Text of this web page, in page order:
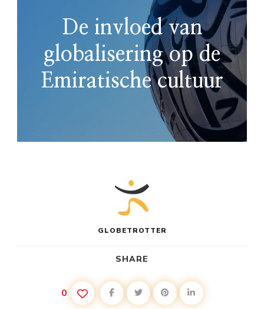
De invloed van
globalisering op de
Emiratische cultuur
GLOBETROTTER
SHARE
0